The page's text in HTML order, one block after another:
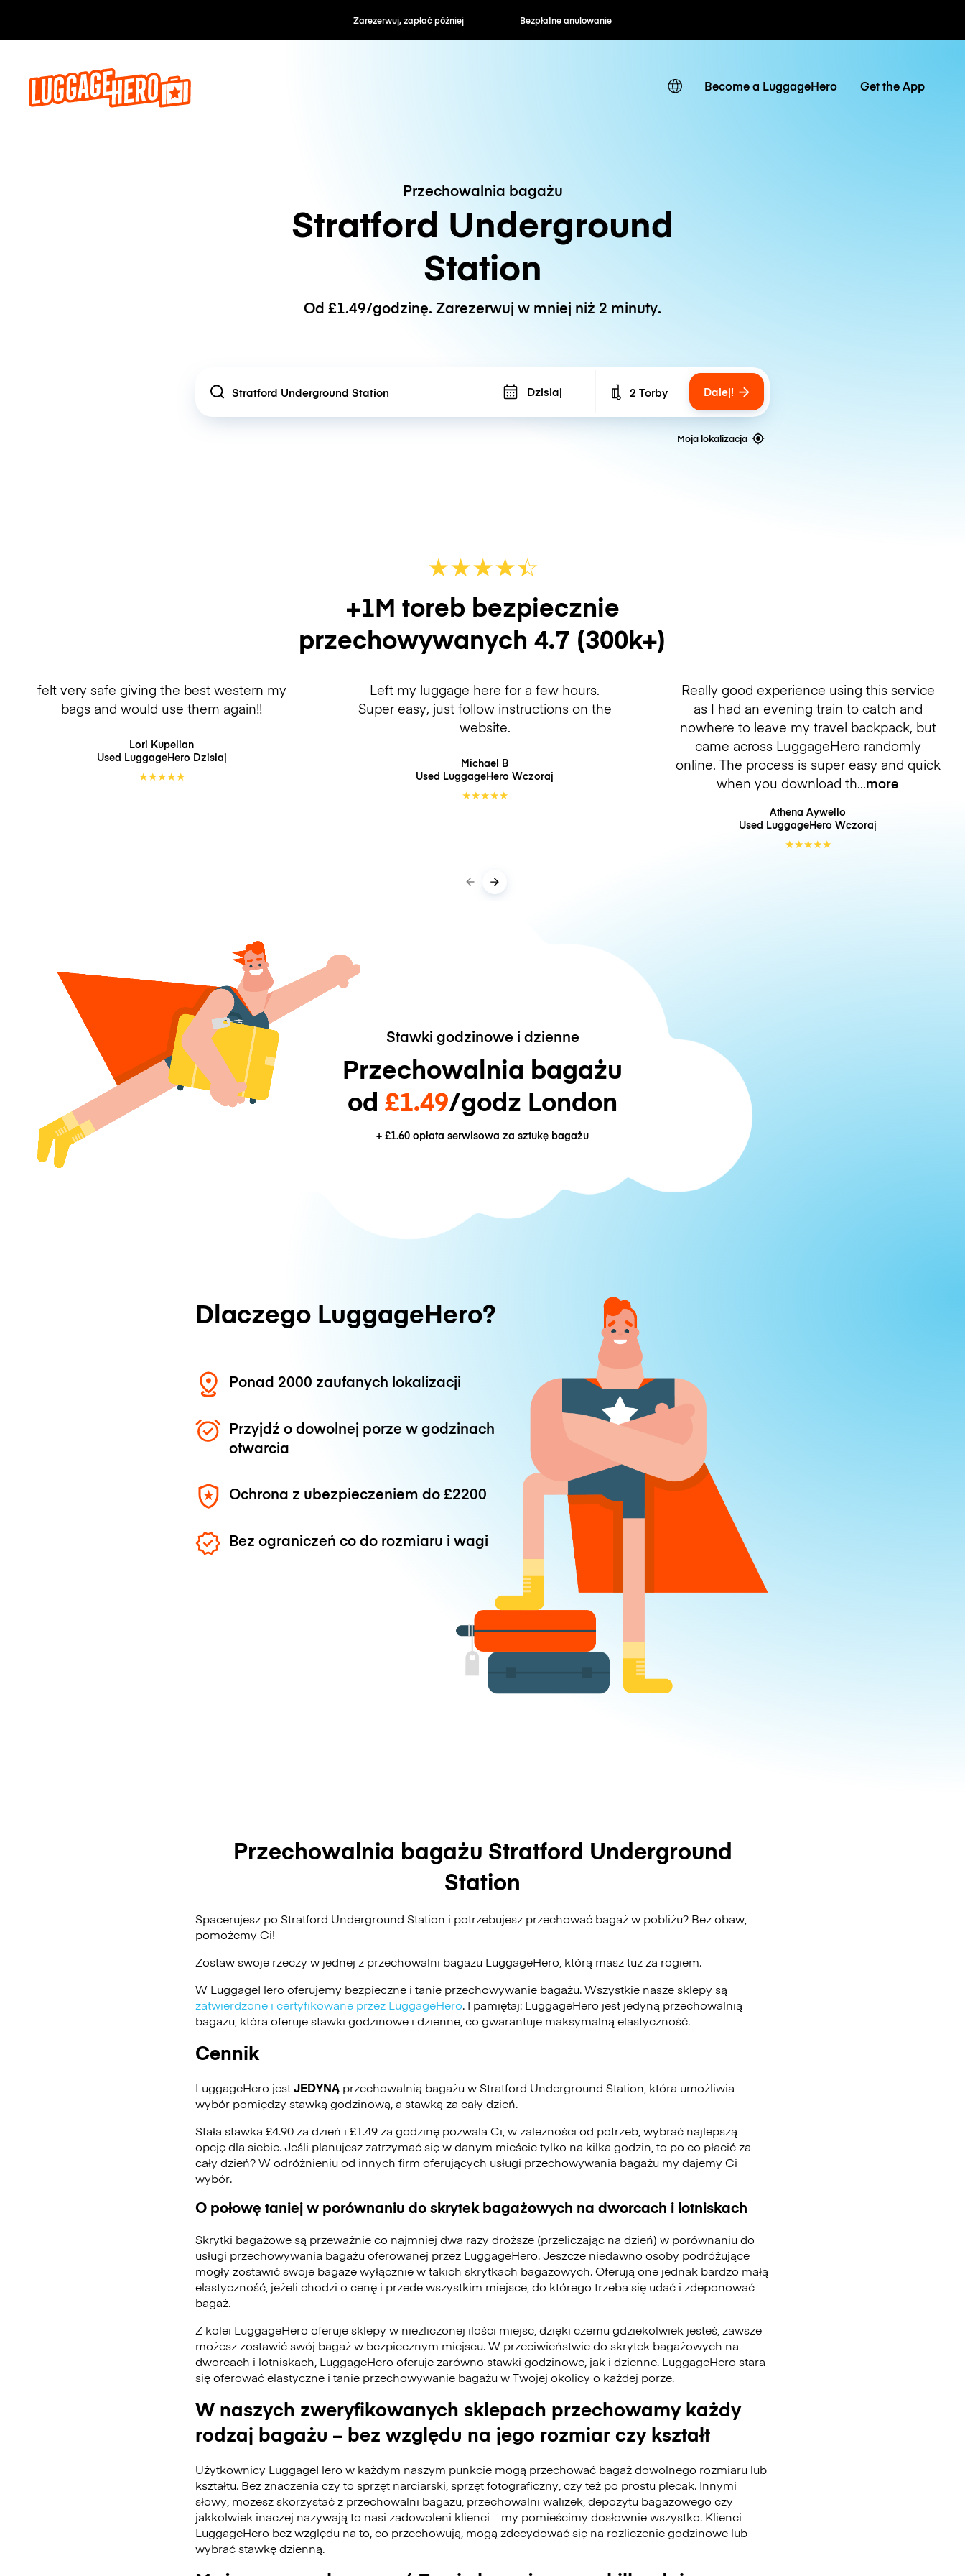
Zarezerwuj, zapłać później Bezpłatne anulowanie Stawki godzinowe / dzienne
Become a LuggageHero Get the App
Przechowalnia bagażu
Stratford Underground
Station
Od £1.49/godzinę. Zarezerwuj w mniej niż 2 minuty.
Location Dzisiaj Number of bags
2 Torby Dalej!
Moja lokalizacja
★★★★☆
★
+1M toreb bezpiecznie
przechowywanych 4.7 (300k+)
felt very safe giving the best western my
bags and would use them again!!
Lori Kupelian
Used LuggageHero Dzisiaj
★★★★★
Left my luggage here for a few hours.
Super easy, just follow instructions on the
website.
Michael B
Used LuggageHero Wczoraj
★★★★★
Really good experience using this service
as I had an evening train to catch and
nowhere to leave my travel backpack, but
came across LuggageHero randomly
online. The process is super easy and quick
when you download th more
Athena Aywello
Used LuggageHero Wczoraj
★★★★★
Stawki godzinowe i dzienne
Przechowalnia bagażu
od £1.49/godz London
+ £1.60 opłata serwisowa za sztukę bagażu
Dlaczego LuggageHero?
Ponad 2000 zaufanych lokalizacji
Przyjdź o dowolnej porze w godzinach
otwarcia
Ochrona z ubezpieczeniem do£2200
Bez ograniczeń co do rozmiaru i wagi
Przechowalnia bagażu Stratford Underground
Station
Spacerujesz po Stratford Underground Station i potrzebujesz przechować bagaż w pobliżu? Bez obaw,
pomożemy Ci!
Zostaw swoje rzeczy w jednej z przechowalni bagażu LuggageHero , którą masz tuż za rogiem.
W LuggageHero oferujemy bezpieczne i tanie przechowywanie bagażu. Wszystkie nasze sklepy są
zatwierdzone i certyfikowane przez LuggageHero. I pamiętaj: LuggageHero jest jedyną przechowalnią
bagażu, która oferuje stawki godzinowe i dzienne, co gwarantuje maksymalną elastyczność.
Cennik
LuggageHero jestJEDYNĄ przechowalnią bagażu w Stratford Underground Station, która umożliwia
wybór pomiędzy stawką godzinową, a stawką za cały dzień.
Stała stawka £4.90 za dzień i £1.49 za godzinę pozwala Ci, w zależności od potrzeb, wybrać najlepszą
opcję dla siebie. Jeśli planujesz zatrzymać się w danym mieście tylko na kilka godzin, to po co płacić za
cały dzień? W odróżnieniu od innych firm oferujących usługi przechowywania bagażu my dajemy Ci
wybór.
O połowę taniej w porównaniu do skrytek bagażowych na dworcach i lotniskach
Skrytki bagażowe są przeważnie co najmniej dwa razy droższe (przeliczając na dzień) w porównaniu do
usługi przechowywania bagażu oferowanej przez LuggageHero. Jeszcze niedawno osoby podróżujące
mogły zostawić swoje bagaże wyłącznie w takich skrytkach bagażowych. Oferują one jednak bardzo małą
elastyczność, jeżeli chodzi o cenę i przede wszystkim miejsce, do którego trzeba się udać i zdeponować
bagaż.
Z kolei LuggageHero oferuje sklepy w niezliczonej ilości miejsc, dzięki czemu gdziekolwiek jesteś, zawsze
możesz zostawić swój bagaż w bezpiecznym miejscu. W przeciwieństwie do skrytek bagażowych na
dworcach i lotniskach, LuggageHero oferuje zarówno stawki godzinowe, jak i dzienne. LuggageHero stara
się oferować elastyczne i tanie przechowywanie bagażu w Twojej okolicy o każdej porze.
W naszych zweryfikowanych sklepach przechowamy każdy
rodzaj bagażu – bez względu na jego rozmiar czy kształt
Użytkownicy LuggageHero w każdym naszym punkcie mogą przechować bagaż dowolnego rozmiaru lub
kształtu. Bez znaczenia czy to sprzęt narciarski, sprzęt fotograficzny, czy też po prostu plecak. Innymi
słowy, możesz skorzystać z przechowalni bagażu, przechowalni walizek, depozytu bagażowego czy
jakkolwiek inaczej nazywają to nasi zadowoleni klienci – my pomieścimy dosłownie wszystko. Klienci
LuggageHero bez względu na to, co przechowują, mogą zdecydować się na rozliczenie godzinowe lub
wybrać stawkę dzienną.